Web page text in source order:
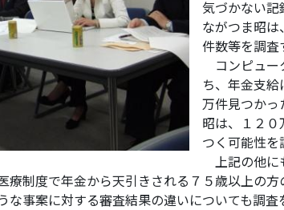
気づかない記
ながつま昭
件数等を調査
コンピュー
ち、年金支
万件見つかっ
昭は、１２
つく可能性を
上記の他に
療制度で年金から天引きされる７５歳以上の
な事案に対する審査結果の違いについても調査